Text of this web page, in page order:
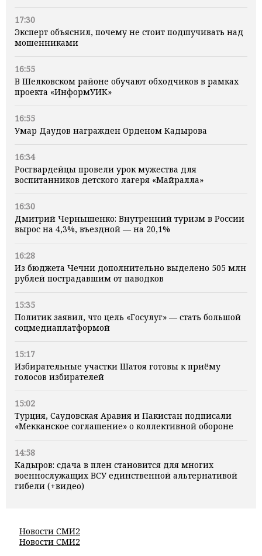
17:30
Эксперт объяснил, почему не стоит подшучивать над
мошенниками
16:55
В Шелковском районе обучают обходчиков в рамках
проекта «ИнформУИК»
16:55
Умар Даудов награжден Орденом Кадырова
16:34
Росгвардейцы провели урок мужества для
воспитанников детского лагеря «Майралла»
16:30
Дмитрий Чернышенко: Внутренний туризм в России
вырос на 4,3%, въездной — на 20,1%
16:28
Из бюджета Чечни дополнительно выделено 505 млн
рублей пострадавшим от паводков
15:35
Политик заявил, что цель «Госулуг» — стать большой
соцмедиаплатформой
15:17
Избирательные участки Шатоя готовы к приёму
голосов избирателей
15:02
Турция, Саудовская Аравия и Пакистан подписали
«Мекканское соглашение» о коллективной обороне
14:58
Кадыров: сдача в плен становится для многих
военнослужащих ВСУ единственной альтернативой
гибели (+видео)
Новости СМИ2
Новости СМИ2